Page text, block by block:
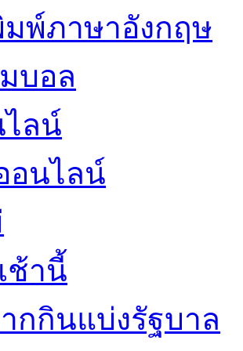
พ์ภาษาอังกฤษ
บอล
ลน์
อนไลน์
ช้านี้
กกินแบ่งรัฐบาล